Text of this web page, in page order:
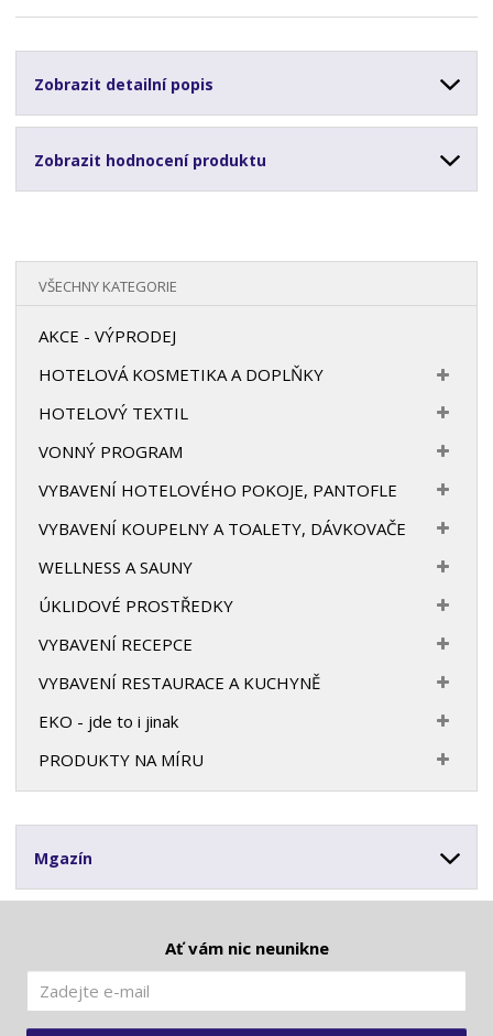
Zobrazit detailní popis
Zobrazit hodnocení produktu
VŠECHNY KATEGORIE
AKCE - VÝPRODEJ
HOTELOVÁ KOSMETIKA A DOPLŇKY
HOTELOVÝ TEXTIL
VONNÝ PROGRAM
VYBAVENÍ HOTELOVÉHO POKOJE, PANTOFLE
VYBAVENÍ KOUPELNY A TOALETY, DÁVKOVAČE
WELLNESS A SAUNY
ÚKLIDOVÉ PROSTŘEDKY
VYBAVENÍ RECEPCE
VYBAVENÍ RESTAURACE A KUCHYNĚ
EKO - jde to i jinak
PRODUKTY NA MÍRU
Mgazín
Ať vám nic neunikne